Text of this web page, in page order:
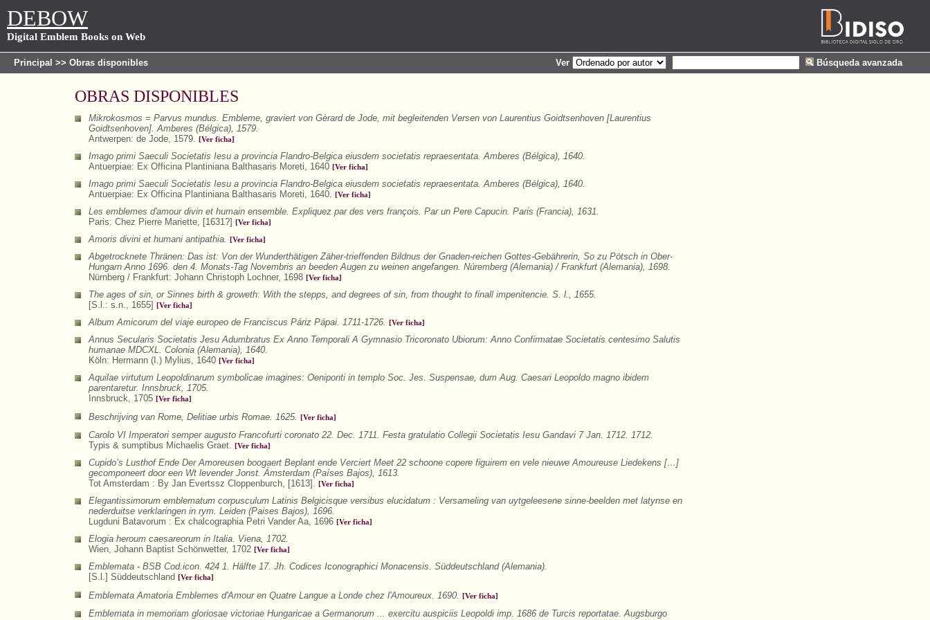
DEBOW
Digital Emblem Books on Web
Principal >> Obras disponibles Ver Búsqueda avanzada
OBRAS DISPONIBLES
Mikrokosmos = Parvus mundus. Embleme, graviert von Gèrard de Jode, mit begleitenden Versen von Laurentius Goidtsenhoven [Laurentius
Goidtsenhoven]. Amberes (Bélgica), 1579.
Antwerpen: de Jode, 1579.
[Ver ficha]
Imago primi Saeculi Societatis Iesu a provincia Flandro-Belgica eiusdem societatis repraesentata. Amberes (Bélgica), 1640.
Antuerpiae: Ex Officina Plantiniana Balthasaris Moreti, 1640 [Ver ficha]
Imago primi Saeculi Societatis Iesu a provincia Flandro-Belgica eiusdem societatis repraesentata. Amberes (Bélgica), 1640.
Antuerpiae: Ex Officina Plantiniana Balthasaris Moreti, 1640.
[Ver ficha]
Les emblemes d'amour divin et humain ensemble. Expliquez par des vers françois. Par un Pere Capucin. Paris (Francia), 1631.
Paris: Chez Pierre Mariette, [1631?]
[Ver ficha]
Amoris divini et humani antipathia. [Ver ficha]
Abgetrocknete Thränen: Das ist: Von der Wunderthätigen Zäher-trieffenden Bildnus der Gnaden-reichen Gottes-Gebährerin, So zu Pötsch in Ober-
Hungarn Anno 1696. den 4. Monats-Tag Novembris an beeden Augen zu weinen angefangen. Núremberg (Alemania) / Frankfurt (Alemania), 1698.
Nürnberg / Frankfurt: Johann Christoph Lochner, 1698 [Ver ficha]
The ages of sin, or Sinnes birth & groweth: With the stepps, and degrees of sin, from thought to finall impenitencie. S. l., 1655.
[S.l.: s.n., 1655]
[Ver ficha]
Album Amicorum del viaje europeo de Franciscus Páriz Pápai. 1711-1726. [Ver ficha]
Annus Secularis Societatis Jesu Adumbratus Ex Anno Temporali A Gymnasio Tricoronato Ubiorum: Anno Confirmatae Societatis centesimo Salutis
humanae MDCXL. Colonia (Alemania), 1640.
Köln: Hermann (I.) Mylius, 1640 [Ver ficha]
Aquilae virtutum Leopoldinarum symbolicae imagines: Oeniponti in templo Soc. Jes. Suspensae, dum Aug. Caesari Leopoldo magno ibidem
parentaretur. Innsbruck, 1705.
Innsbruck, 1705 [Ver ficha]
Beschrijving van Rome, Delitiae urbis Romae. 1625. [Ver ficha]
Carolo VI Imperatori semper augusto Francofurti coronato 22. Dec. 1711. Festa gratulatio Collegii Societatis Iesu Gandavi 7 Jan. 1712. 1712.
Typis & sumptibus Michaelis Graet.
[Ver ficha]
Cupido’s Lusthof Ende Der Amoreusen boogaert Beplant ende Verciert Meet 22 schoone copere figuirem en vele nieuwe Amoureuse Liedekens […]
gecomponeert door een Wt levender Jonst. Ámsterdam (Países Bajos), 1613.
Tot Amsterdam : By Jan Evertssz Cloppenburch, [1613].
[Ver ficha]
Elegantissimorum emblematum corpusculum Latinis Belgicisque versibus elucidatum : Versameling van uytgeleesene sinne-beelden met latynse en
nederduitse verklaringen in rym. Leiden (Paises Bajos), 1696.
Lugduni Batavorum : Ex chalcographia Petri Vander Aa, 1696 [Ver ficha]
Elogia heroum caesareorum in Italia. Viena, 1702.
Wien, Johann Baptist Schönwetter, 1702 [Ver ficha]
Emblemata - BSB Cod.icon. 424 1. Hälfte 17. Jh. Codices Iconographici Monacensis. Süddeutschland (Alemania).
[S.l.] Süddeutschland
[Ver ficha]
Emblemata Amatoria Emblemes d'Amour en Quatre Langue a Londe chez l'Amoureux. 1690. [Ver ficha]
Emblemata in memoriam gloriosae victoriae Hungaricae a Germanorum ... exercitu auspiciis Leopoldi imp. 1686 de Turcis reportatae. Augsburgo